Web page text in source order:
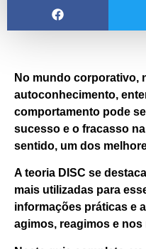
No mundo corporativo,
autoconhecimento,
comportamento pode
sucesso e o fracasso
sentido, um dos
A teoria DISC se
mais utilizadas para
informações práticas e
agimos, reagimos e